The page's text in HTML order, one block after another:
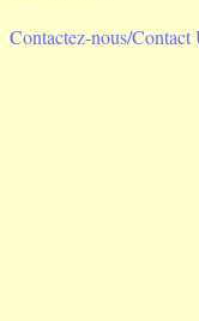
Contactez-nous/Contact